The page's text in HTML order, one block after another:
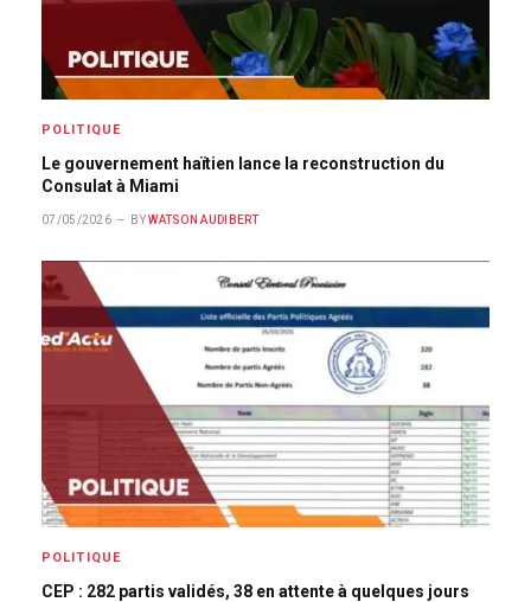
POLITIQUE
Le gouvernement haïtien lance la reconstruction du
Consulat à Miami
07/05/2026 BY WATSON AUDIBERT
POLITIQUE
CEP : 282 partis validés, 38 en attente à quelques jours